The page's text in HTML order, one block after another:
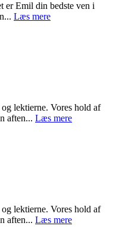
er Emil din bedste ven i
Læs mere
lektierne. Vores hold af
aften... Læs mere
lektierne. Vores hold af
aften... Læs mere